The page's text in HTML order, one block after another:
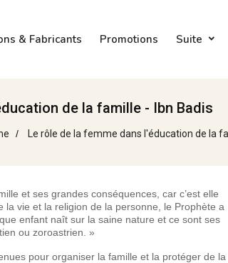
& Fabricants Promotions Suite
de la famille - Ibn Badis
Le rôle de la femme dans l'éducation de la
et ses grandes conséquences, car c’est elle
la vie et la religion de la personne, le Prophète a
enfant naît sur la saine nature et ce sont ses
ou zoroastrien. »
pour organiser la famille et la protéger de la